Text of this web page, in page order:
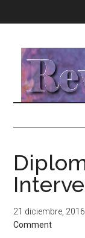
21 diciembre, 2016
Comment